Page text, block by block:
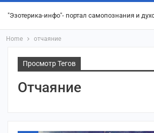
"Эзотерика-инфо"- портал самопознания и
Home отчаяние
Просмотр Тегов
Отчаяние